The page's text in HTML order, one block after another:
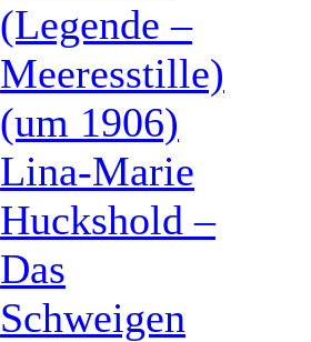
(Legende –
Meeresstille)
(um 1906)
Lina-Marie
Huckshold –
Das
Schweigen